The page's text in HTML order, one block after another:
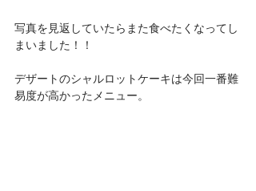
写真を見返していたらまた食べたくなってし
まいました！！
デザートのシャルロットケーキは今回一番難
易度が高かったメニュー。